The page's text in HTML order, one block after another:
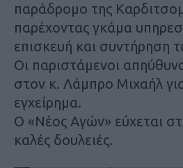
παράδρομο της
παρέχοντας γκάμα
επισκευή και συντήρηση
Οι παριστάμενοι
στον κ. Λάμπρο Μιχαήλ
εγχείρημα.
Ο «Νέος Αγών» εύχεται
καλές δουλειές.